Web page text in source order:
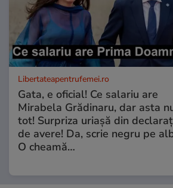
Libertateapentrufemei.ro
Gata, e oficial! Ce salariu are
Mirabela Grădinaru, dar asta
tot! Surpriza uriașă din
de avere! Da, scrie negru pe
O cheamă…